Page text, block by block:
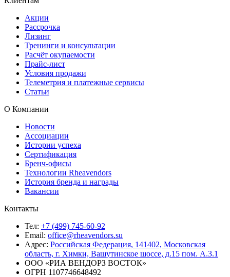
Акции
Рассрочка
Лизинг
Тренинги и консультации
Расчёт окупаемости
Прайс-лист
Условия продажи
Телеметрия и платежные сервисы
Статьи
О Компании
Новости
Ассоциации
Истории успеха
Сертификация
Бренч-офисы
Технологии Rheavendors
История бренда и награды
Вакансии
Контакты
Тел: +7 (499) 745-60-92
Email: office@rheavendors.su
Адрес: Российская Федерация, 141402, Московская
область, г. Химки, Вашутинское шоссе, д.15 пом. А.3.1
ООО «РИА ВЕНДОРЗ ВОСТОК»
ОГРН 1107746648492